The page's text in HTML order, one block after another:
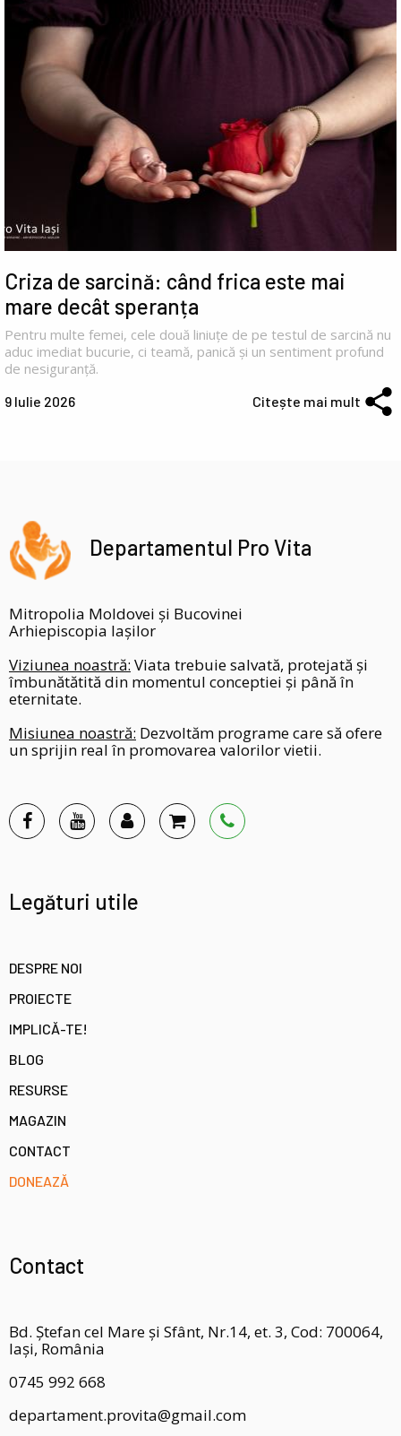
Criza de sarcină: când frica este mai
mare decât speranța
Pentru multe femei, cele două liniuțe de pe testul de sarcină nu
aduc imediat bucurie, ci teamă, panică și un sentiment profund
de nesiguranță.
9 Iulie 2026 Citește mai mult
Departamentul Pro Vita
Mitropolia Moldovei și Bucovinei
Arhiepiscopia Iașilor
Viziunea noastră: Viata trebuie salvată, protejată și
îmbunătătită din momentul conceptiei și până în
eternitate.
Misiunea noastră: Dezvoltăm programe care să ofere
un sprijin real în promovarea valorilor vietii.
Legături utile
DESPRE NOI
PROIECTE
IMPLICĂ-TE!
BLOG
RESURSE
MAGAZIN
CONTACT
DONEAZĂ
Contact
Bd. Ștefan cel Mare și Sfânt, Nr.14, et. 3, Cod: 700064,
Iași, România
0745 992 668
departament.provita@gmail.com